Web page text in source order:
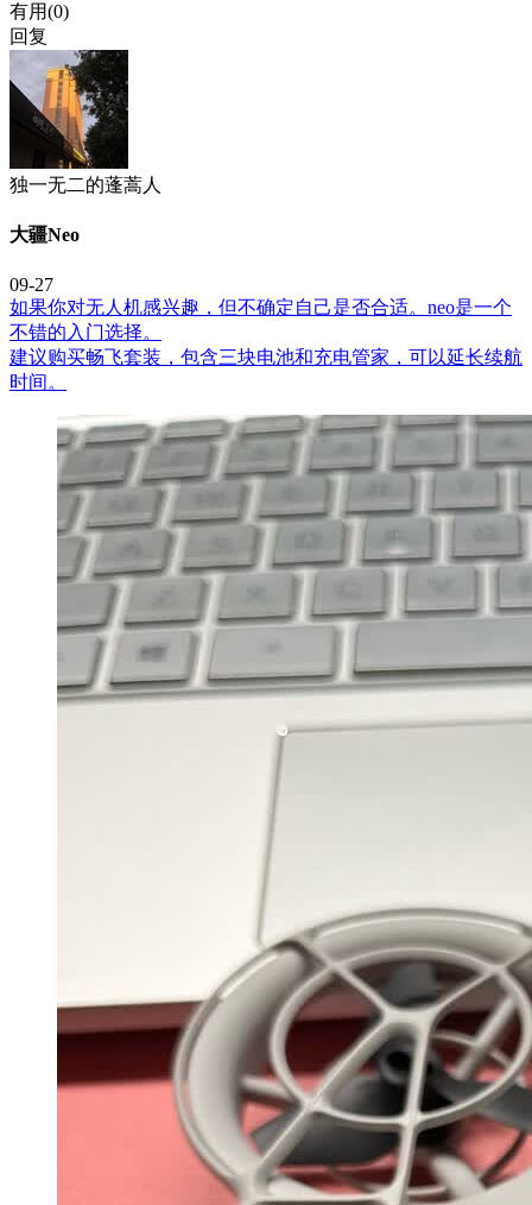
有用(0)
回复
独一无二的蓬蒿人
大疆Neo
09-27
如果你对无人机感兴趣，但不确定自己是否合适。neo是一个
不错的入门选择。
建议购买畅飞套装，包含三块电池和充电管家，可以延长续航
时间。